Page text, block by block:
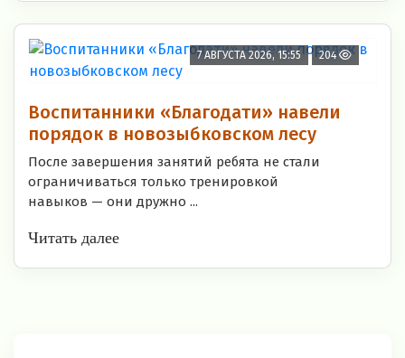
7 АВГУСТА 2026, 15:55 204
Воспитанники «Благодати» навели
порядок в новозыбковском лесу
После завершения занятий ребята не стали
ограничиваться только тренировкой
навыков — они дружно ...
Читать далее